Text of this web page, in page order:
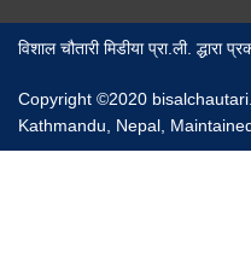
विशाल चौतारी मिडीया प्रा.ली.
Copyright ©2020
Kathmandu, Nepal,